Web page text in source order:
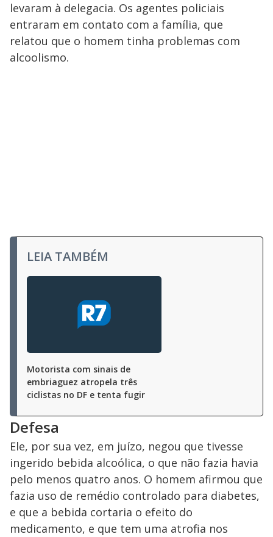
levaram à delegacia. Os agentes policiais
entraram em contato com a família, que
relatou que o homem tinha problemas com
alcoolismo.
LEIA TAMBÉM
Motorista com sinais de
embriaguez atropela três
ciclistas no DF e tenta fugir
Defesa
Ele, por sua vez, em juízo, negou que tivesse
ingerido bebida alcoólica, o que não fazia havia
pelo menos quatro anos. O homem afirmou que
fazia uso de remédio controlado para diabetes,
e que a bebida cortaria o efeito do
medicamento, e que tem uma atrofia nos